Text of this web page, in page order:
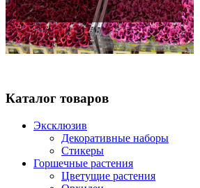
Каталог товаров
Эксклюзив
Декоративные наборы
Стикеры
Горшечные растения
Цветущие растения